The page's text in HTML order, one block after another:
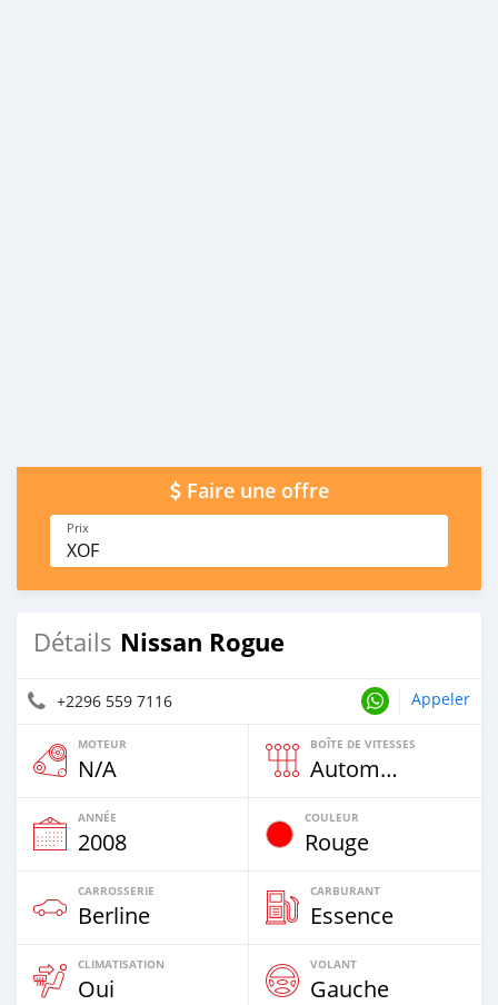
Faire une offre
Prix
XOF
Détails Nissan Rogue
+2296 559 7116 Appeler
MOTEUR
N/A
BOÎTE DE VITESSES
Automatique
ANNÉE
2008
COULEUR
Rouge
CARROSSERIE
Berline
CARBURANT
Essence
CLIMATISATION
Oui
VOLANT
Gauche